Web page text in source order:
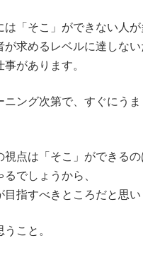
は「そこ」ができない人が
求めるレベルに達しない
があります。
ニング次第で、すぐにう
視点は「そこ」ができる
でしょうから、
指すべきところだと思い
こと。